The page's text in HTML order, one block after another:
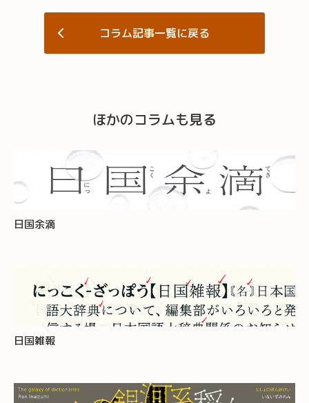
コラム記事一覧に戻る
ほかのコラムも見る
日国余滴
日国雑報